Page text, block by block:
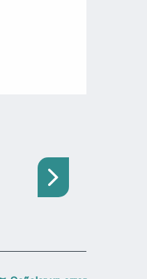
Trélazé